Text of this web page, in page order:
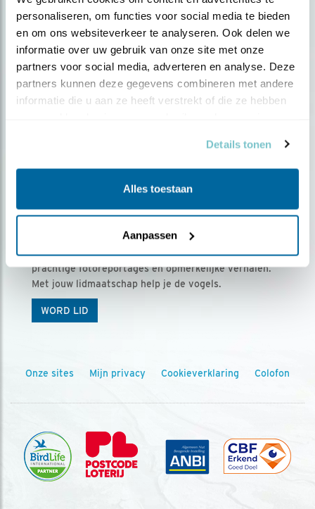
personaliseren, om functies voor social media te bieden
en om ons websiteverkeer te analyseren. Ook delen we
informatie over uw gebruik van onze site met onze
partners voor social media, adverteren en analyse. Deze
partners kunnen deze gegevens combineren met andere
informatie die u aan ze heeft verstrekt of die ze hebben
Details tonen
Alles toestaan
Aanpassen
Ontvang 5 x Vogels voor € 36,00 per jaar
Vogels is het tijdschrift voor onze leden, met
prachtige fotoreportages en opmerkelijke verhalen.
Met jouw lidmaatschap help je de vogels.
WORD LID
Onze sites Mijn privacy Cookieverklaring Colofon